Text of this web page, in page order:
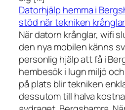
Datorhjälp hemma i
stöd när tekniken krånglar
När datorn krånglar, wifi
den nya mobilen känns
personlig hjälp att få i
hembesök i lugn miljö
på plats blir tekniken
dessutom till halva